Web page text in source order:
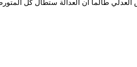
العدلي طالما ان العدالة ستطال كل